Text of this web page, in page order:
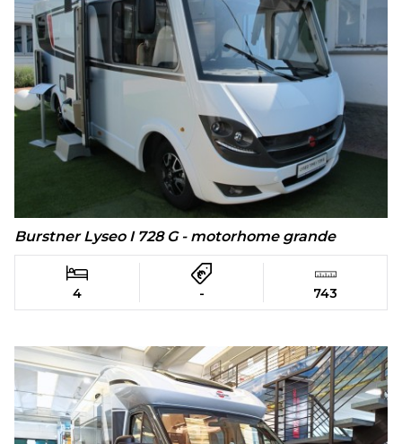
Burstner Lyseo I 728 G - motorhome grande
4 - 743